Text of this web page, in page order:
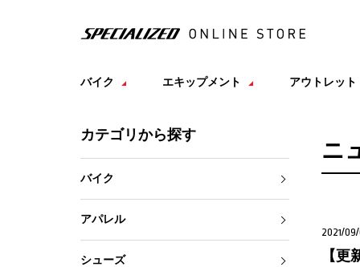
バイク エキップメント アウトレット
カテゴリから探す
バイク
アパレル
シューズ
ニ
2021/
【更